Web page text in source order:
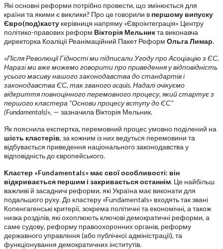
Які основні реформи потрібно провести, що змінюється для
країни та якими є виклики? Про це говорили в першому випуску
Євро(под)касту керівниця напряму «Євроінтеграція» Центру
політико-правових реформ Вікторія Мельникта виконавча
директорка Коаліції Реанімаційний Пакет Реформ Ольга Лимар.
«Після Революції Гідності ми підписали Угоду про Асоціацію з ЄС.
Наразі ми вже можемо говорити про приведення у відповідність
усього масиву нашого законодавства до стандартів і
законодавства ЄС, так званого acquis. Надалі очікуємо
відкриття повноцінного перемовного процесу, який стартує з
першого кластера “Основи процесу вступу до ЄС”
(Fundamentals)», — зазначила Вікторія Мельник.
Як пояснила експертка, перемовний процес умовно поділений на
шість кластерів, за кожним із них ведуться перемовини та
відбувається приведення національного законодавства у
відповідність до європейського.
Кластер «Fundamentals» має свої особливості: він
відкривається першим і закривається останнім. Це найбільш
важливі й засадничі реформи, які Україна має виконати для
подальшого руху. До кластеру «Fundamentals» входять так звані
Копенгагенські критерії, зокрема політичні та економічні, а також
низка розділів, які охоплюють ключові демократичні реформи, а
саме судову, реформу правоохоронних органів, реформу
державного управління (або публічної адміністрації), та
функціонування демократичних інститутів.